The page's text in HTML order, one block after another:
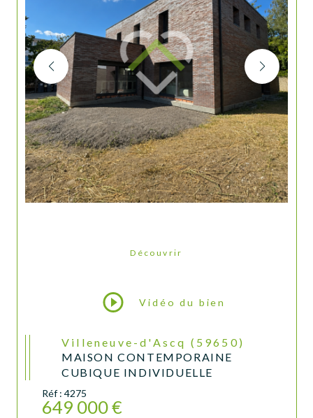
Découvrir
Vidéo du bien
Villeneuve-d'Ascq (59650)
MAISON CONTEMPORAINE
CUBIQUE INDIVIDUELLE
Réf : 4275
649 000 €